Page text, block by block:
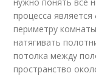
нужно понять все
процесса
периметру
натягивать
потолка между
пространство